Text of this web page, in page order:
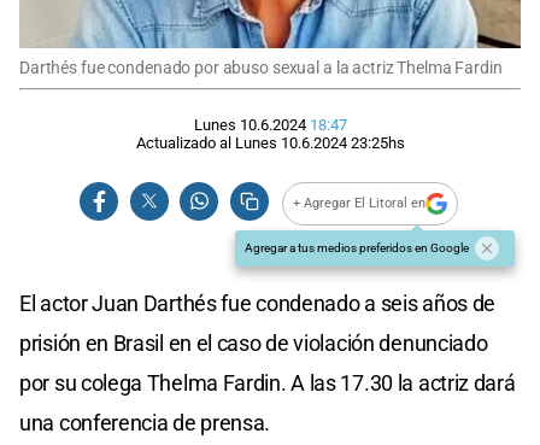
Darthés fue condenado por abuso sexual a la actriz Thelma Fardin
Lunes 10.6.2024 18:47
Actualizado al Lunes 10.6.2024 23:25hs
+ Agregar El Litoral en
Agregar a tus medios preferidos en Google
El actor Juan Darthés fue condenado a seis años de
prisión en Brasil en el caso de violación denunciado
por su colega Thelma Fardin. A las 17.30 la actriz dará
una conferencia de prensa.